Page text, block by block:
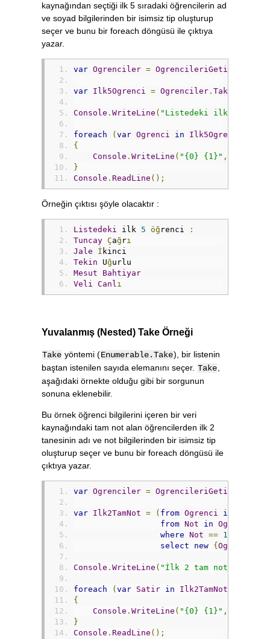
kaynağından seçtiği ilk 5 sıradaki öğrencilerin ad
ve soyad bilgilerinden bir isimsiz tip oluşturup
seçer ve bunu bir foreach döngüsü ile çıktıya
yazar.
var Ogrenciler = OgrencileriGetir
var Ilk5Ogrenci = Ogrenciler . Take
Console . WriteLine ( "Listedeki ilk 5
foreach ( var Ogrenci in Ilk5Ogrenci
{
Console . WriteLine ( "{0} {1}" ,
}
Console . ReadLine ();
Örneğin çıktısı şöyle olacaktır :
Listedeki ilk 5 öğ renci
:
Tuncay Çağ rı
Jale
İ kinci
Tekin Uğurlu
Mesut
Bahtiyar
Veli Canlı
Yuvalanmış (Nested) Take Örneği
Take yöntemi (Enumerable.Take), bir listenin
baştan istenilen sayıda elemanını seçer. Take
aşağıdaki örnekte olduğu gibi bir sorgunun
sonuna eklenebilir.
Bu örnek öğrenci bilgilerini içeren bir veri
kaynağındaki tam not alan öğrencilerden ilk 2
tanesinin adı ve not bilgilerinden bir isimsiz tip
oluşturup seçer ve bunu bir foreach döngüsü ile
çıktıya yazar.
var Ogrenciler = OgrencileriGetir
var Ilk2TamNot = ( from Ogrenci in
from Not in Ogrenci
where Not == 100
select
new { Ogrenci
Console . WriteLine ( "İlk 2 tam not :"
foreach ( var Satir in Ilk2TamNot
{
Console . WriteLine ( "{0} {1}" ,
}
Console . ReadLine ();